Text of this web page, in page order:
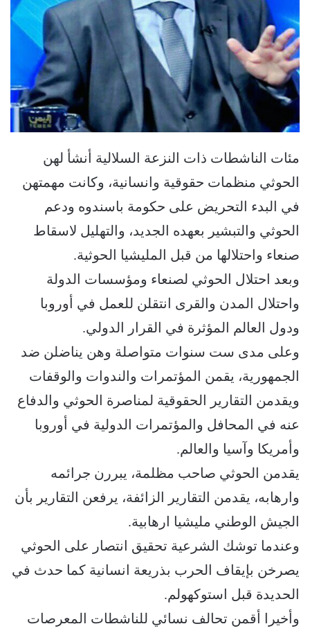
مئات الناشطات ذات النزعة السلالية أنشأ لهن
الحوثي منظمات حقوقية وانسانية، وكانت مهمتهن
في البدء التحريض على حكومة باسندوه ودعم
الحوثي والتبشير بعهده الجديد، والتهليل لاسقاط
صنعاء واحتلالها من قبل المليشيا الحوثية.
وبعد احتلال الحوثي لصنعاء ومؤسسات الدولة
واحتلال المدن والقرى انتقلن للعمل في أوروبا
ودول العالم المؤثرة في القرار الدولي.
وعلى مدى ست سنوات متواصلة وهن يناضلن ضد
الجمهورية، يقمن المؤتمرات والندوات والوقفات
ويقدمن التقارير الحقوقية لمناصرة الحوثي والدفاع
عنه في المحافل والمؤتمرات الدولية في أوروبا
وأمريكا وآسيا والعالم.
يقدمن الحوثي صاحب مظلمة، يبررن جرائمه
وارهابه، يقدمن التقارير الزائفة، يرفعن التقارير بأن
الجيش الوطني مليشيا ارهابية.
وعندما توشك الشرعية تحقيق انتصار على الحوثي
يصرخن بإيقاف الحرب بذريعة انسانية كما حدث في
الحديدة قبل استوكهولم.
وأخيرا أقمن تحالف نسائي للناشطات المعرصات